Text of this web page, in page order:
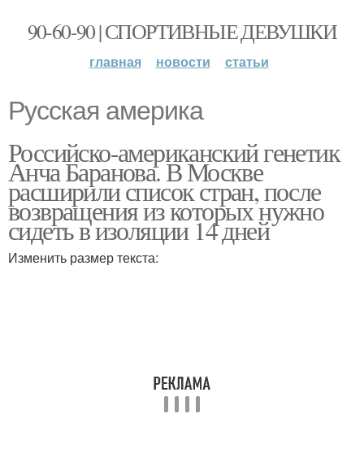
90-60-90 | СПОРТИВНЫЕ ДЕВУШКИ
главная новости статьи
Русская америка
Российско-американский генетик
Анча Баранова. В Москве
расширили список стран, после
возвращения из которых нужно
сидеть в изоляции 14 дней
Изменить размер текста: